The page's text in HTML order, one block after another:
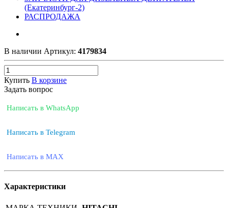
(Екатеринбург-2)
РАСПРОДАЖА
В наличии Артикул: 4179834
Купить В корзине
Задать вопрос
Написать в WhatsApp
Написать в Telegram
Написать в MAX
Характеристики